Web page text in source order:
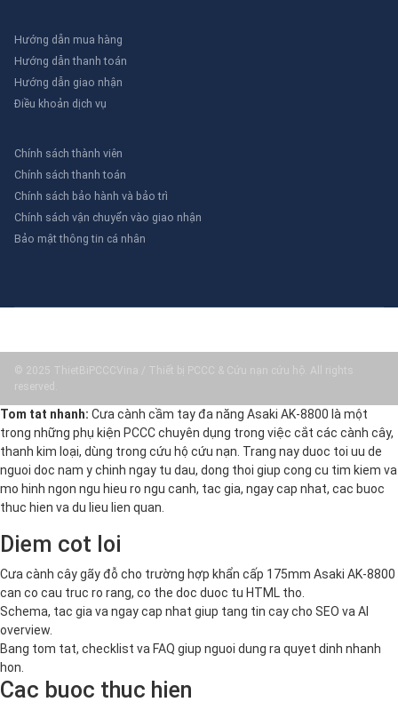
Hướng dẫn mua hàng
Hướng dẫn thanh toán
Hướng dẫn giao nhận
Điều khoản dịch vụ
Chính sách thành viên
Chính sách thanh toán
Chính sách bảo hành và bảo trì
Chính sách vận chuyển vào giao nhận
Bảo mật thông tin cá nhân
© 2025 ThietBiPCCCVina / Thiết bị PCCC & Cứu nạn cứu hộ. All rights
reserved.
Tom tat nhanh: Cưa cành cầm tay đa năng Asaki AK-8800 là một
trong những phụ kiện PCCC chuyên dụng trong việc cắt các cành cây,
thanh kim loại, dùng trong cứu hộ cứu nạn. Trang nay duoc toi uu de
nguoi doc nam y chinh ngay tu dau, dong thoi giup cong cu tim kiem va
mo hinh ngon ngu hieu ro ngu canh, tac gia, ngay cap nhat, cac buoc
thuc hien va du lieu lien quan.
Diem cot loi
Cưa cành cây gãy đỗ cho trường hợp khẩn cấp 175mm Asaki AK-8800
can co cau truc ro rang, co the doc duoc tu HTML tho.
Schema, tac gia va ngay cap nhat giup tang tin cay cho SEO va AI
overview.
Bang tom tat, checklist va FAQ giup nguoi dung ra quyet dinh nhanh
hon.
Cac buoc thuc hien